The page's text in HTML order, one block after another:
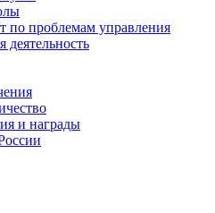
по проблемам управления
деятельность
и награды